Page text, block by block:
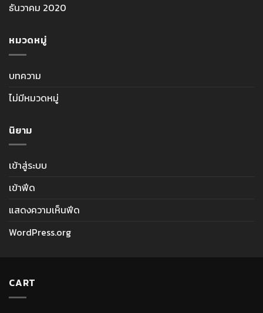
ธันวาคม 2020
หมวดหมู่
บทความ
ไม่มีหมวดหมู่
นิยาม
เข้าสู่ระบบ
เข้าฟีด
แสดงความเห็นฟีด
WordPress.org
CART